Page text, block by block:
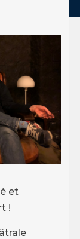
et
!